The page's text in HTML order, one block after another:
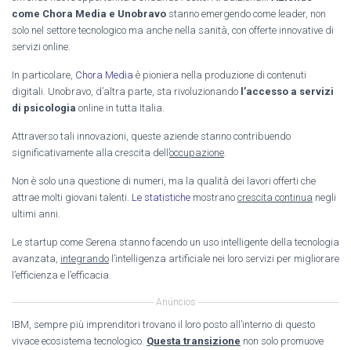
come Chora Media e Unobravo stanno emergendo come leader, non
solo nel settore tecnologico ma anche nella sanità, con offerte innovative di
servizi online.
In particolare, Chora Media è pioniera nella produzione di contenuti
digitali. Unobravo, d’altra parte, sta rivoluzionando l’accesso a servizi
di psicologia online in tutta Italia.
Attraverso tali innovazioni, queste aziende stanno contribuendo
significativamente alla crescita dell’occupazione
Non è solo una questione di numeri, ma la qualità dei lavori offerti che
attrae molti giovani talenti. Le statistiche mostrano crescita continua negli
ultimi anni.
Le startup come Serena stanno facendo un uso intelligente della tecnologia
avanzata, integrando l’intelligenza artificiale nei loro servizi per migliorare
l’efficienza e l’efficacia.
Anúncios
IBM, sempre più imprenditori trovano il loro posto all’interno di questo
vivace ecosistema tecnologico. Questa transizione non solo promuove